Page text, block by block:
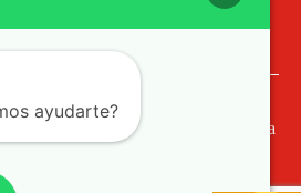
Profesionales de Colombia
ayudarte?